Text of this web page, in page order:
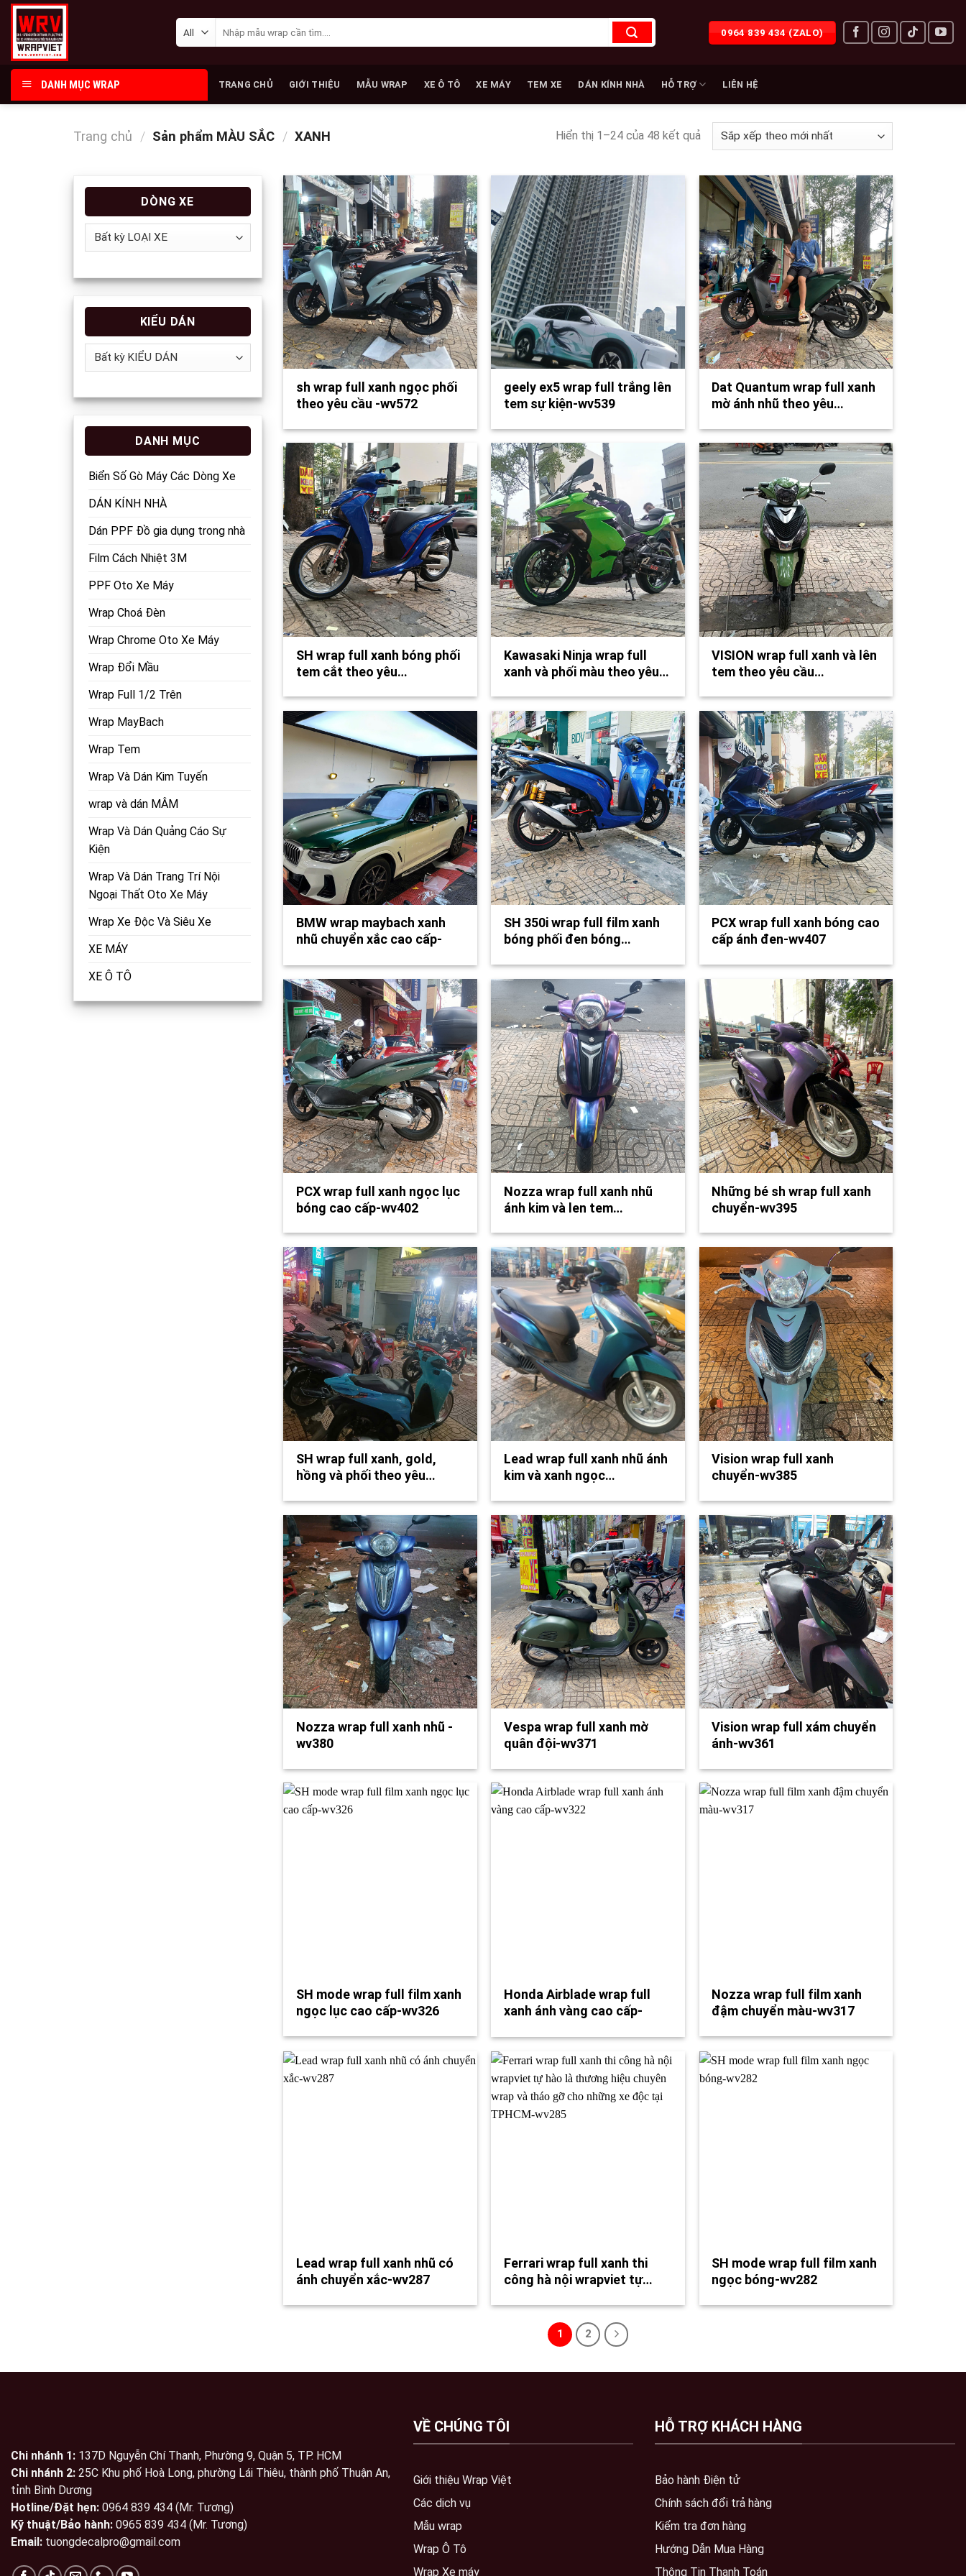
Skip
content
kiếm:
0964 839 434 (ZALO)
DANH MỤC WRAP TRANG CHỦ GIỚI THIỆU MẪU WRAP XE Ô TÔ XE MÁY TEM XE DÁN KÍNH NHÀ HỖ TRỢ LIÊN HỆ
Trang chủ / Sản phẩm MÀU SẮC / XANH Hiển thị 1–24 của 48 kết quả
DÒNG XE
KIỂU DÁN
DANH MỤC
Biển Số Gò Máy Các Dòng Xe
DÁN KÍNH NHÀ
Dán PPF Đồ gia dụng trong nhà
Film Cách Nhiệt 3M
PPF Oto Xe Máy
Wrap Choá Đèn
Wrap Chrome Oto Xe Máy
Wrap Đổi Mầu
Wrap Full 1/2 Trên
Wrap MayBach
Wrap Tem
Wrap Và Dán Kim Tuyến
wrap và dán MÂM
Wrap Và Dán Quảng Cáo Sự
Kiện
Wrap Và Dán Trang Trí Nội
Ngoại Thất Oto Xe Máy
Wrap Xe Độc Và Siêu Xe
XE MÁY
XE Ô TÔ
sh wrap full xanh ngọc phối
theo yêu cầu -wv572
geely ex5 wrap full trắng lên
tem sự kiện-wv539
Dat Quantum wrap full xanh
mờ ánh nhũ theo yêu…
SH wrap full xanh bóng phối
tem cắt theo yêu…
Kawasaki Ninja wrap full
xanh và phối màu theo yêu…
VISION wrap full xanh và lên
tem theo yêu cầu…
BMW wrap maybach xanh
nhũ chuyển xắc cao cấp-
SH 350i wrap full film xanh
bóng phối đen bóng…
PCX wrap full xanh bóng cao
cấp ánh đen-wv407
PCX wrap full xanh ngọc lục
bóng cao cấp-wv402
Nozza wrap full xanh nhũ
ánh kim và len tem…
Những bé sh wrap full xanh
chuyển-wv395
SH wrap full xanh, gold,
hồng và phối theo yêu…
Lead wrap full xanh nhũ ánh
kim và xanh ngọc…
Vision wrap full xanh
chuyển-wv385
Nozza wrap full xanh nhũ -
wv380
Vespa wrap full xanh mờ
quân đội-wv371
Vision wrap full xám chuyển
ánh-wv361
SH mode wrap full film xanh
ngọc lục cao cấp-wv326
Honda Airblade wrap full
xanh ánh vàng cao cấp-
Nozza wrap full film xanh
đậm chuyển màu-wv317
Lead wrap full xanh nhũ có
ánh chuyển xắc-wv287
Ferrari wrap full xanh thi
công hà nội wrapviet tự…
SH mode wrap full film xanh
ngọc bóng-wv282
1 2
Chi nhánh 1: 137D Nguyễn Chí Thanh, Phường 9, Quận 5, TP. HCM
Chi nhánh 2: 25C Khu phố Hoà Long, phường Lái Thiêu, thành phố Thuận An,
tỉnh Bình Dương
Hotline/Đặt hẹn: 0964 839 434 (Mr. Tương)
Kỹ thuật/Bảo hành: 0965 839 434 (Mr. Tương)
Email: tuongdecalpro@gmail.com
VỀ CHÚNG TÔI
Giới thiệu Wrap Việt
Các dịch vụ
Mẫu wrap
Wrap Ô Tô
Wrap Xe máy
HỖ TRỢ KHÁCH HÀNG
Bảo hành Điện tử
Chính sách đổi trả hàng
Kiểm tra đơn hàng
Hướng Dẫn Mua Hàng
Thông Tin Thanh Toán